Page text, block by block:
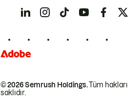
© 2026 Semrush Holdings.Tüm hakları
saklıdır.